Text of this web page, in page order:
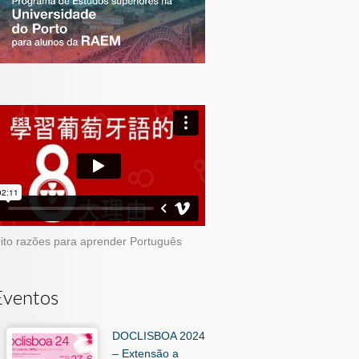
razões para aprender Português
DOCLISBOA 2024
– Extensão a